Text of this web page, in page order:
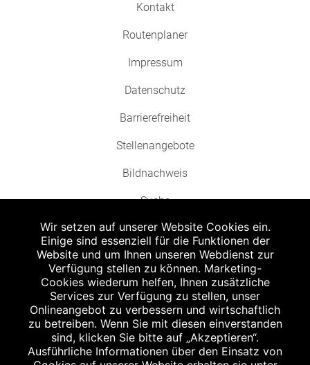
Kontakt
Routenplaner
Impressum
Datenschutz
Barrierefreiheit
Stellenangebote
Bildnachweis
Suche
Abgabe in haushaltsüblichen Mengen, solange der Vorrat reicht. Für Druck-
und Satzfehler keine Haftung.
Zu Risiken und Nebenwirkungen lesen Sie die Packungsbeilage und fragen
Sie Ihren Arzt oder Apotheker.
Angabe nach der deutschen Arzneimitteltaxe Apothekenerstattungspreis
(AEP). Der AEP ist keine unverbindliche Preisempfehlung der Hersteller. Der
AEP ist ein von den Apotheken in Ansatz gebrachter Preis für rezeptfreie
Wir setzen auf unserer Website Cookies ein.
Einige sind essenziell für die Funktionen der
Website und um Ihnen unseren Webdienst zur
Verfügung stellen zu können. Marketing-
Cookies wiederum helfen, Ihnen zusätzliche
Services zur Verfügung zu stellen, unser
Onlineangebot zu verbessern und wirtschaftlich
zu betreiben. Wenn Sie mit diesen einverstanden
sind, klicken Sie bitte auf „Akzeptieren“.
Ausführliche Informationen über den Einsatz von